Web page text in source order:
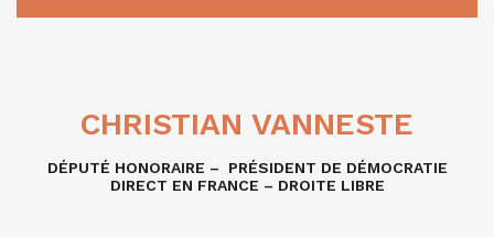
CHRISTIAN VANNESTE
DÉPUTÉ HONORAIRE – PRÉSIDENT DE DÉMOCRATIE
DIRECT EN FRANCE – DROITE LIBRE